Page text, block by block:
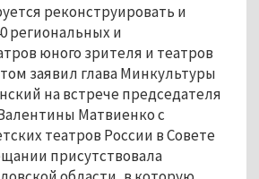
реконструировать и
региональных и
юного зрителя и театров
заявил глава Минкультуры
на встрече председателя
Матвиенко с
театров России в Совете
присутствовала